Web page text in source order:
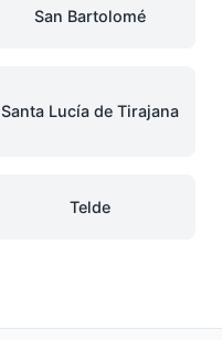
San Bartolomé
Santa Lucía de Tirajana
Telde